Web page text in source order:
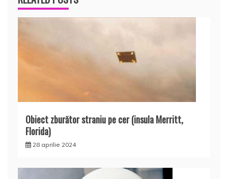
Obiect zburător straniu pe cer (insula Merritt,
Florida)
28 aprilie 2024